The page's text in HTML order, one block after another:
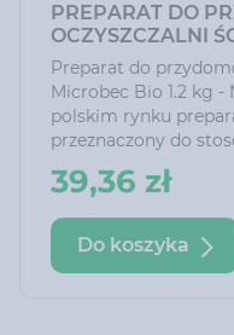
PREPARAT DO
OCZYSZCZALNI
1.2 KG
Preparat do
Microbec Bio 1.2 kg -
polskim rynku
przeznaczony do
oczyszczalniach
efektywne działanie:
nieczystości,
zmniejsza ilość
możliwe jest rzadsze
39,36 zł
Do koszyka